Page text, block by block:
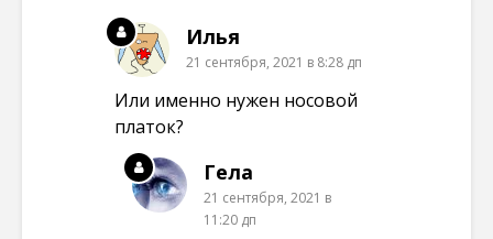
Илья
21 сентября, 2021 в 8:28 дп
Или именно нужен носовой
платок?
Гела
21 сентября, 2021 в
11:20 дп